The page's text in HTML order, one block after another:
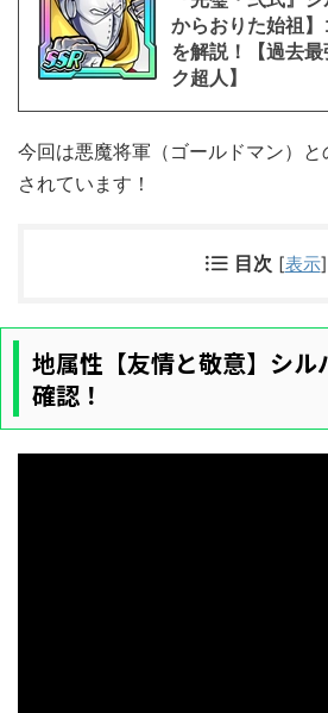
からおりた始祖
を解説！【過去
ク超人】
今回は悪魔将軍（ゴールドマン）
されています！
目次 [表示]
地属性【友情と敬意】シル
確認！